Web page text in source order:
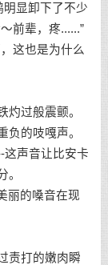
明显卸下了不少
前辈，疼......”
这也是为什么
灼过般震颤。
负的吱嘎声。
这声音让比安卡
。
丽的嗓音在现
责打的嫩肉瞬